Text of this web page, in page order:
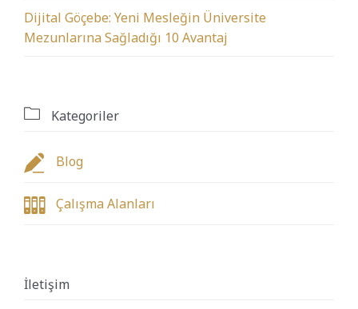
Dijital Göçebe: Yeni Mesleğin Üniversite
Mezunlarına Sağladığı 10 Avantaj
 Kategoriler
 Blog
 Çalışma Alanları
İletişim